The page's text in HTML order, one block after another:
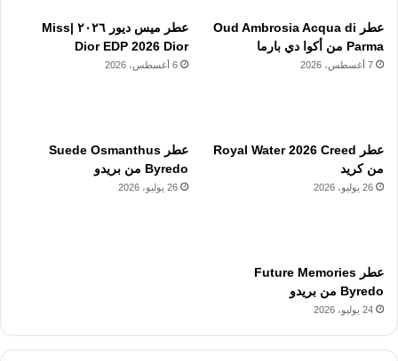
عطر Oud Ambrosia Acqua di
Parma من أكوا دي بارما
7 أغسطس، 2026
عطر ميس ديور ٢٠٢٦ |Miss
Dior EDP 2026 Dior
6 أغسطس، 2026
عطر Royal Water 2026 Creed
من كريد
26 يوليو، 2026
عطر Suede Osmanthus
Byredo من بريدو
26 يوليو، 2026
عطر Future Memories
Byredo من بريدو
24 يوليو، 2026